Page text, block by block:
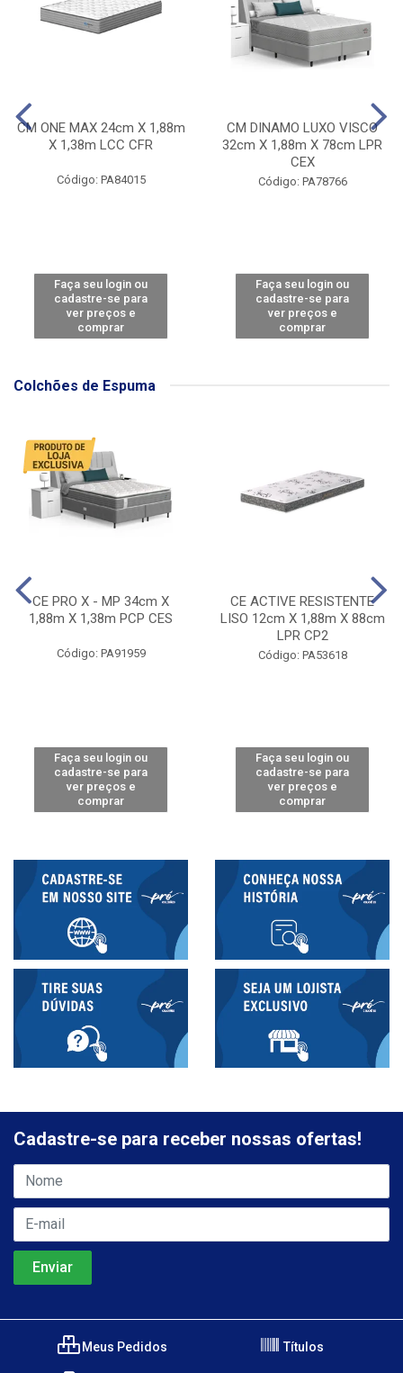
CM ONE MAX 24cm X 1,88m
X 1,38m LCC CFR
Código: PA84015
Faça seu login ou
cadastre-se para
ver preços e
comprar
CM DINAMO LUXO VISCO
32cm X 1,88m X 78cm LPR
CEX
Código: PA78766
Faça seu login ou
cadastre-se para
ver preços e
comprar
Colchões de Espuma
CE PRO X - MP 34cm X
1,88m X 1,38m PCP CES
Código: PA91959
Faça seu login ou
cadastre-se para
ver preços e
comprar
CE ACTIVE RESISTENTE
LISO 12cm X 1,88m X 88cm
LPR CP2
Código: PA53618
Faça seu login ou
cadastre-se para
ver preços e
comprar
Cadastre-se para receber nossas ofertas!
Meus Pedidos Títulos